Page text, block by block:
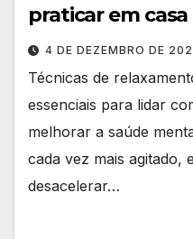
praticar em casa
4 DE DEZEMBRO DE
Técnicas de
essenciais para lidar
melhorar a saúde
cada vez mais agitado,
desacelerar…